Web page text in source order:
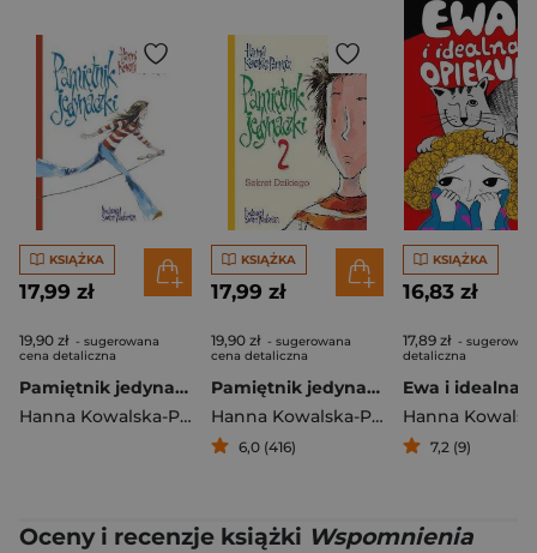
KSIĄŻKA
17,99 zł
19,90 zł - sugerowana
cena detaliczna
Pamiętnik jedynaczki
Hanna Kowalska-Pamięta
KSIĄŻKA
17,99 zł
19,90 zł - sugerowana
cena detaliczna
Pamiętnik jedynaczki 2 Sekret Dzikiego
Hanna Kowalska-Pamięta
6,0 (416)
KSIĄŻKA
16,83 zł
17,89 zł -
detaliczna
7,2 (9)
Oceny i recenzje książki Wspomnienia